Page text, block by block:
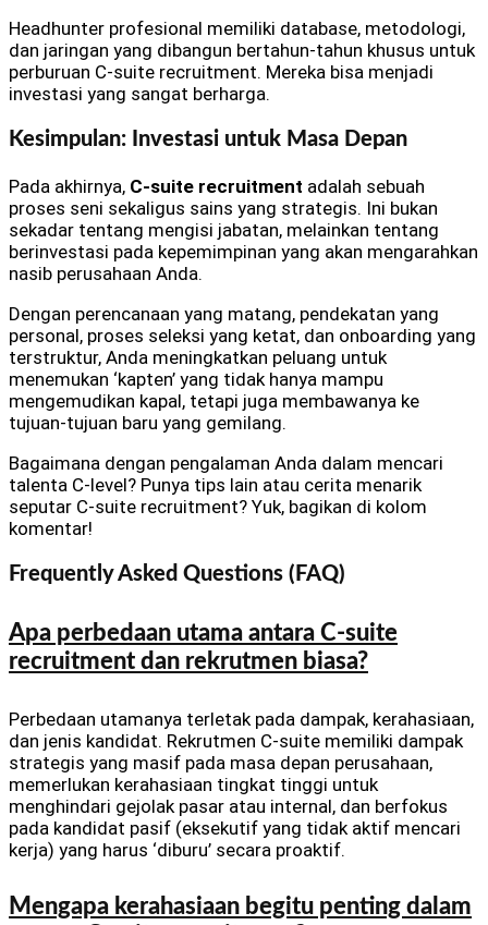
Headhunter profesional memiliki database, metodologi,
dan jaringan yang dibangun bertahun-tahun khusus untuk
perburuan C-suite recruitment. Mereka bisa menjadi
investasi yang sangat berharga.
Kesimpulan: Investasi untuk Masa Depan
Pada akhirnya, C-suite recruitment adalah sebuah
proses seni sekaligus sains yang strategis. Ini bukan
sekadar tentang mengisi jabatan, melainkan tentang
berinvestasi pada kepemimpinan yang akan mengarahkan
nasib perusahaan Anda.
Dengan perencanaan yang matang, pendekatan yang
personal, proses seleksi yang ketat, dan onboarding yang
terstruktur, Anda meningkatkan peluang untuk
menemukan ‘kapten’ yang tidak hanya mampu
mengemudikan kapal, tetapi juga membawanya ke
tujuan-tujuan baru yang gemilang.
Bagaimana dengan pengalaman Anda dalam mencari
talenta C-level? Punya tips lain atau cerita menarik
seputar C-suite recruitment? Yuk, bagikan di kolom
komentar!
Frequently Asked Questions (FAQ)
Apa perbedaan utama antara C-suite
recruitment dan rekrutmen biasa?
Perbedaan utamanya terletak pada dampak, kerahasiaan,
dan jenis kandidat. Rekrutmen C-suite memiliki dampak
strategis yang masif pada masa depan perusahaan,
memerlukan kerahasiaan tingkat tinggi untuk
menghindari gejolak pasar atau internal, dan berfokus
pada kandidat pasif (eksekutif yang tidak aktif mencari
kerja) yang harus ‘diburu’ secara proaktif.
Mengapa kerahasiaan begitu penting dalam